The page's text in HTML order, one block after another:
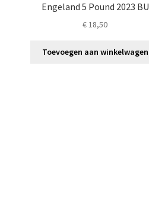
Engeland 5 Pound 2023 BU
€ 18,50
Toevoegen aan winkelwagen